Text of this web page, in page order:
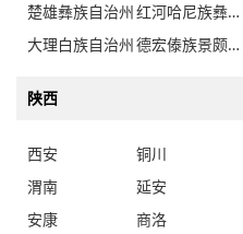
楚雄彝族自治州
红河哈尼族彝族自治州
大理白族自治州
德宏傣族景颇族自治州
陕西
西安 铜川
渭南
延安
安康
商洛